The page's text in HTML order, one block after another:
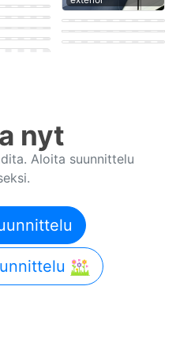
modern
exterior
Contemporary
Bedroom
Eastern Outdoor
patio
nyt
Aloita suunnittelu